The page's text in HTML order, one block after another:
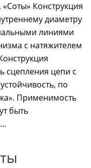
Конструкция
диаметру
линиями
с натяжителем
сцепления цепи с
по
Применимость
быть